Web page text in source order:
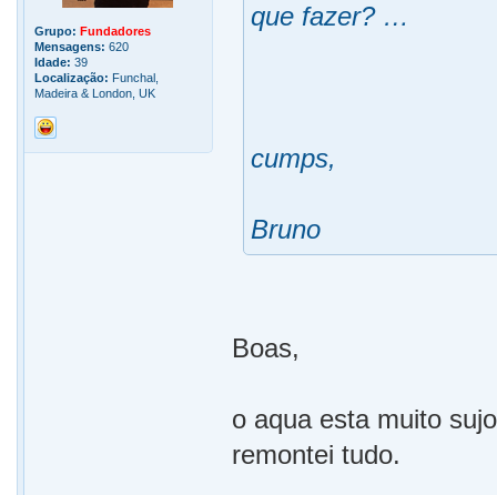
Grupo: Fundadores
Mensagens: 620
Idade: 39
Localização: Funchal,
Madeira & London, UK
que fazer? …
cumps,
Bruno
Boas,
o aqua esta muito
remontei tudo.